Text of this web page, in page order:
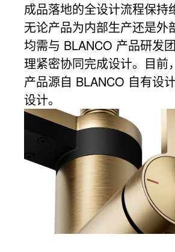
成品落地的全设计流程保
无论产品为内部生产还是外
均需与 BLANCO 产品研发
理紧密协同完成设计。目前
产品源自 BLANCO 自有设
设计。